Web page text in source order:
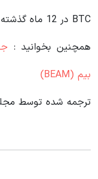
BTC در 12 ماه گذشته افزایش 124 درصدی را تجربه کرده است.
همچنین بخوانید :
بیم (BEAM)
ترجمه شده توسط